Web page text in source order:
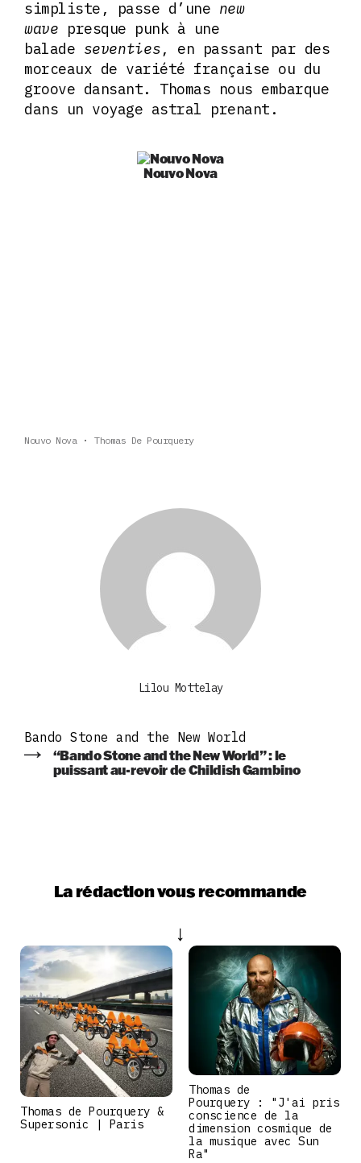
simpliste, passe d’une new
wave presque punk à une
balade seventies, en passant par des
morceaux de variété française ou du
groove dansant. Thomas nous embarque
dans un voyage astral prenant.
Nouvo Nova
Nouvo Nova Thomas De Pourquery
Lilou Mottelay
Bando Stone and the New World
“Bando Stone and the New World” : le
puissant au-revoir de Childish Gambino
La rédaction vous recommande
Thomas de Pourquery &
Supersonic | Paris
Thomas de
Pourquery : "J'ai pris
conscience de la
dimension cosmique de
la musique avec Sun
Ra"